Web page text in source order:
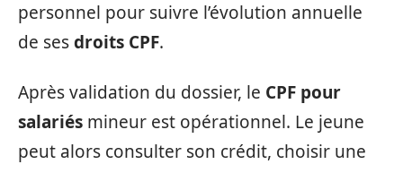
personnel pour suivre l’évolution annuelle
de sesdroits CPF.
Après validation du dossier, le CPF pour
salariés mineur est opérationnel. Le jeune
peut alors consulter son crédit, choisir une